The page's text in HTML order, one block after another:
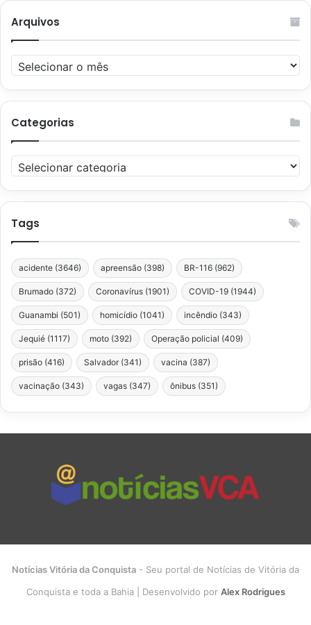
Arquivos
Arquivos
Categorias
Categorias
Tags
acidente (3646) apreensão (398) BR-116 (962)
Brumado (372) Coronavírus (1901) COVID-19 (1944)
Guanambi (501) homicídio (1041) incêndio (343)
Jequié (1117) moto (392) Operação policial (409)
prisão (416) Salvador (341) vacina (387)
vacinação (343) vagas (347) ônibus (351)
Notícias Vitória da Conquista - Seu portal de Notícias de Vitória da
Conquista e toda a Bahia | Desenvolvido por Alex Rodrigues